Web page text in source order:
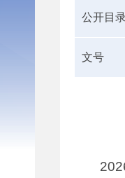
公开目
文号